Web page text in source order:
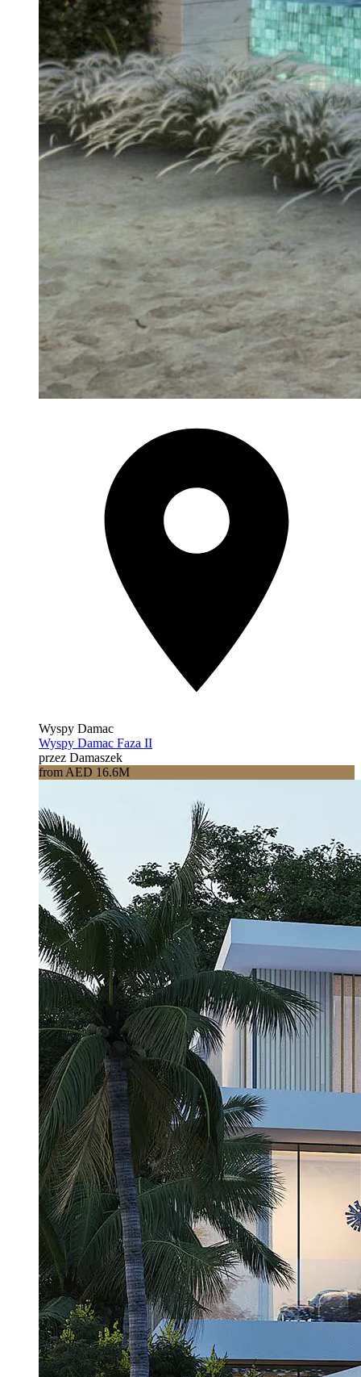
Wyspy Damac
Wyspy Damac Faza II
przez Damaszek
from AED 16.6M